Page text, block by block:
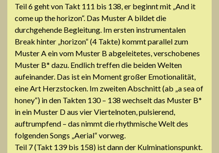
Teil 6 geht von Takt 111 bis 138, er beginnt mit „And it
come up the horizon“. Das Muster A bildet die
durchgehende Begleitung. Im ersten instrumentalen
Break hinter „horizon“ (4 Takte) kommt parallel zum
Muster A ein vom Muster B abgeleitetes, verschobenes
Muster B* dazu. Endlich treffen die beiden Welten
aufeinander. Das ist ein Moment großer Emotionalität,
eine Art Herzstocken. Im zweiten Abschnitt (ab „a sea of
honey“) in den Takten 130 – 138 wechselt das Muster B*
in ein Muster D aus vier Viertelnoten, pulsierend,
auftrumpfend – das nimmt die rhythmische Welt des
folgenden Songs „Aerial“ vorweg.
Teil 7 (Takt 139 bis 158) ist dann der Kulminationspunkt.